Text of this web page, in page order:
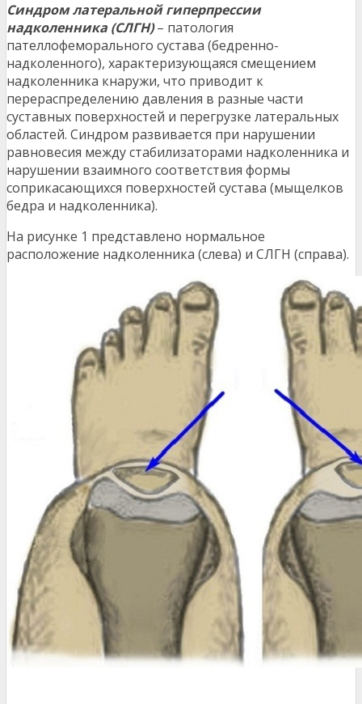
Синдром латеральной гиперпрессии
надколенника (СЛГН)– патология
пателлофеморального сустава (бедренно-
надколенного), характеризующаяся смещением
надколенника кнаружи, что приводит к
перераспределению давления в разные части
суставных поверхностей и перегрузке латеральных
областей. Синдром развивается при нарушении
равновесия между стабилизаторами надколенника и
нарушении взаимного соответствия формы
соприкасающихся поверхностей сустава (мыщелков
бедра и надколенника).
На рисунке 1 представлено нормальное
расположение надколенника (слева) и СЛГН (справа).